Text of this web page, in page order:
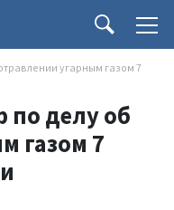
угарным газом 7
по делу об
газом 7